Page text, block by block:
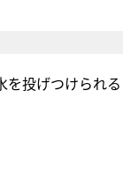
投げつけられ